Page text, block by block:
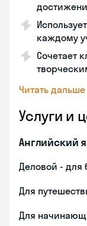
каждому
Сочетает
Читать дальше
Услуги и
Английский
Деловой - для
Для
Для